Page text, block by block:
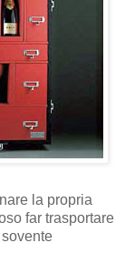
la propria
far trasportare